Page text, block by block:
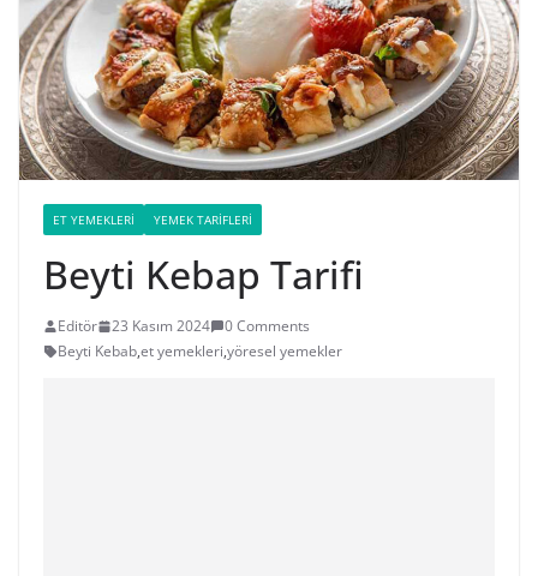
ET YEMEKLERI YEMEK TARIFLERI
Beyti Kebap Tarifi
Editör 23 Kasım 2024
0 Comments
Beyti Kebab,et yemekleri,yöresel yemekler